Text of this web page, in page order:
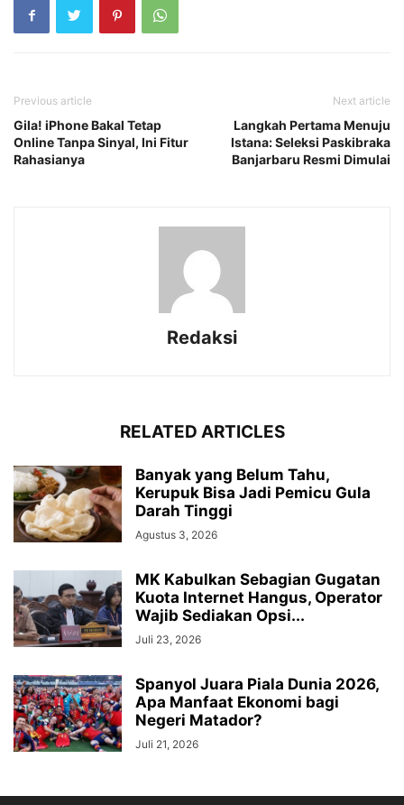
Previous article
Gila! iPhone Bakal Tetap
Online Tanpa Sinyal, Ini Fitur
Rahasianya
Next article
Langkah Pertama Menuju
Istana: Seleksi Paskibraka
Banjarbaru Resmi Dimulai
Redaksi
RELATED ARTICLES
Banyak yang Belum Tahu,
Kerupuk Bisa Jadi Pemicu Gula
Darah Tinggi
Agustus 3, 2026
MK Kabulkan Sebagian Gugatan
Kuota Internet Hangus, Operator
Wajib Sediakan Opsi...
Juli 23, 2026
Spanyol Juara Piala Dunia 2026,
Apa Manfaat Ekonomi bagi
Negeri Matador?
Juli 21, 2026